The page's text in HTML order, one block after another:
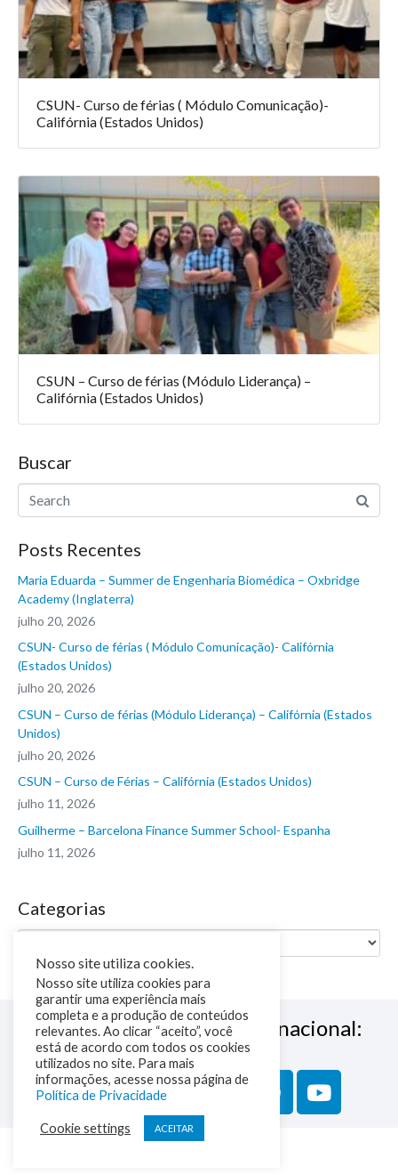
CSUN- Curso de férias ( Módulo Comunicação)-
Califórnia (Estados Unidos)
CSUN – Curso de férias (Módulo Liderança) –
Califórnia (Estados Unidos)
Buscar
Posts Recentes
Maria Eduarda – Summer de Engenharia Biomédica – Oxbridge
Academy (Inglaterra)
julho 20, 2026
CSUN- Curso de férias ( Módulo Comunicação)- Califórnia
(Estados Unidos)
julho 20, 2026
CSUN – Curso de férias (Módulo Liderança) – Califórnia (Estados
Unidos)
julho 20, 2026
CSUN – Curso de Férias – Califórnia (Estados Unidos)
julho 11, 2026
Guilherme – Barcelona Finance Summer School- Espanha
julho 11, 2026
Categorias
Siga a NM Educação Internacional:
Política de Privacidade
Nosso site utiliza cookies.
Nosso site utiliza cookies para
garantir uma experiência mais
completa e a produção de conteúdos
relevantes. Ao clicar “aceito”, você
está de acordo com todos os cookies
utilizados no site. Para mais
informações, acesse nossa página de
Política de Privacidade
Cookie settings ACEITAR